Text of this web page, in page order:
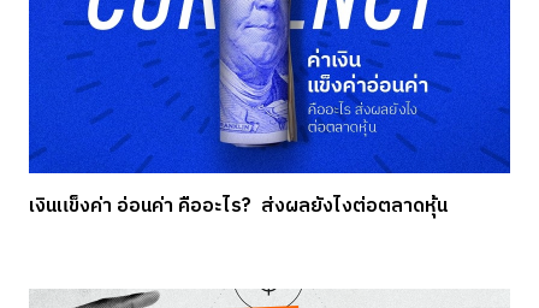
เงินแข็งค่า อ่อนค่า คืออะไร? ส่งผลยังไงต่อตลาดหุ้น